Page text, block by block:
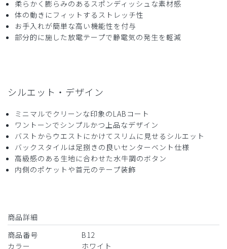
ご購入者様
購入確認済み
白衣の内側に黄ばみがありました，もう買わないと思います
ご購入者様
購入確認済み
年齢:
役に立った
柔らかく膨らみのあるスポンディッシュな素材感
体の動きにフィットするストレッチ性
お手入れが簡単な高い機能性を付与
部分的に施した放電テープで静電気の発生を軽減
シルエット・デザイン
ミニマルでクリーンな印象のLABコート
ワントーンでシンプルかつ上品なデザイン
バストからウエストにかけてスリムに見せるシルエット
バックスタイルは足捌きの良いセンターベント仕様
高級感のある生地に合わせた水牛調のボタン
内側のポケットや首元のテープ装飾
商品詳細
商品番号
B12
カラー
ホワイト